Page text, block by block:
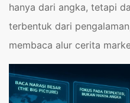
hanya dari angka, tetapi
terbentuk dari
membaca alur cerita